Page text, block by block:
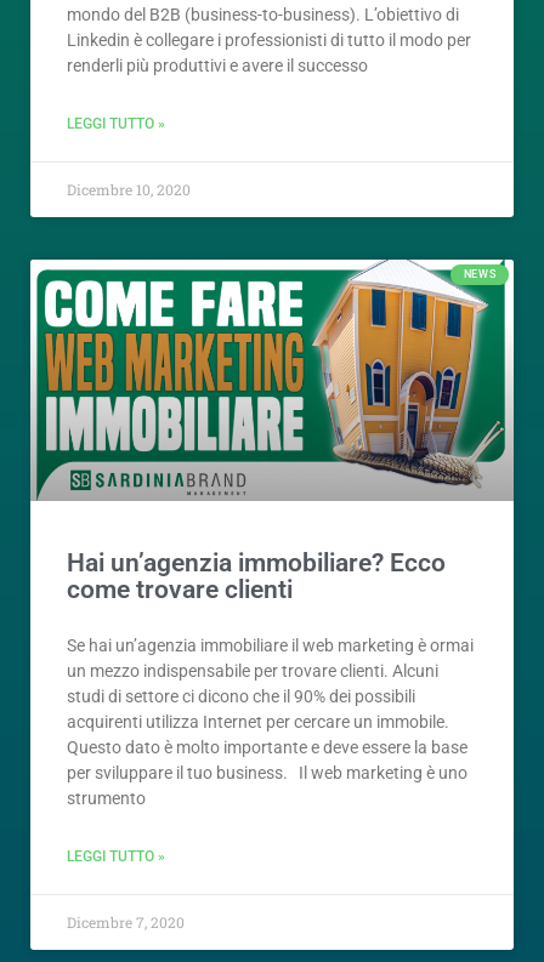
mondo del B2B (business-to-business). L’obiettivo di
Linkedin è collegare i professionisti di tutto il modo per
renderli più produttivi e avere il successo
LEGGI TUTTO »
Dicembre 10, 2020
NEWS
Hai un’agenzia immobiliare? Ecco
come trovare clienti
Se hai un’agenzia immobiliare il web marketing è ormai
un mezzo indispensabile per trovare clienti. Alcuni
studi di settore ci dicono che il 90% dei possibili
acquirenti utilizza Internet per cercare un immobile.
Questo dato è molto importante e deve essere la base
per sviluppare il tuo business. Il web marketing è uno
strumento
LEGGI TUTTO »
Dicembre 7, 2020